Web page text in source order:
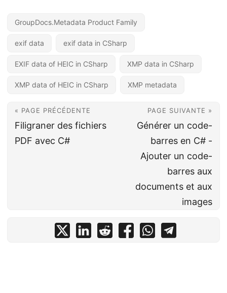
GroupDocs.Metadata Product Family
exif data exif data in CSharp
EXIF data of HEIC in CSharp XMP data in CSharp
XMP data of HEIC in CSharp XMP metadata
« PAGE PRÉCÉDENTE
Filigraner des fichiers
PDF avec C#
PAGE SUIVANTE »
Générer un code-
barres en C# -
Ajouter un code-
barres aux
documents et aux
images